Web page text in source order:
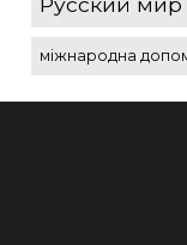
міжнародна